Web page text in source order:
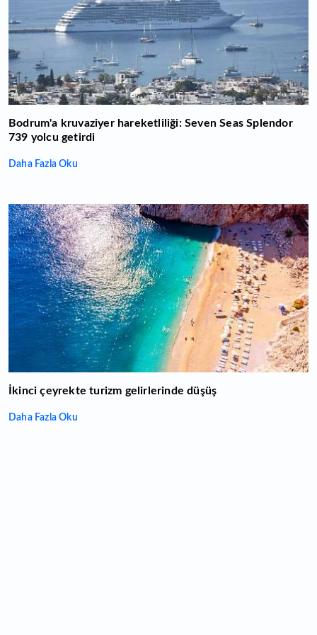
Bodrum'a kruvaziyer hareketliliği: Seven Seas Splendor
739 yolcu getirdi
Daha Fazla Oku
İkinci çeyrekte turizm gelirlerinde düşüş
Daha Fazla Oku